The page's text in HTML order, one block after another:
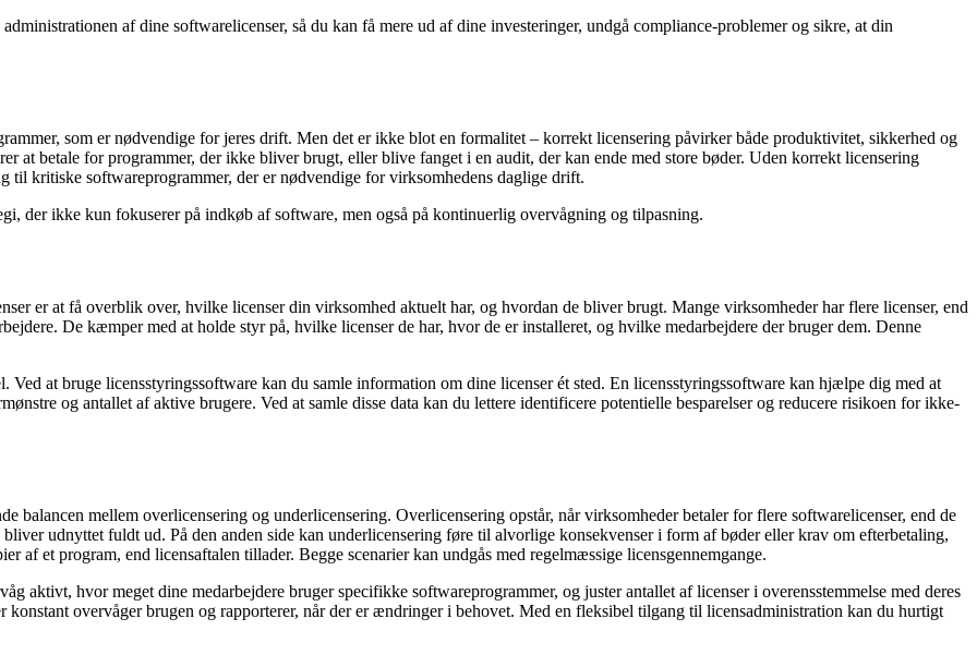
af dine softwarelicenser, så du kan få mere ud af dine investeringer, undgå compliance-problemer og sikre, at din
som er nødvendige for jeres drift. Men det er ikke blot en formalitet – korrekt licensering påvirker både produktivitet, sikkerhed og
at betale for programmer, der ikke bliver brugt, eller blive fanget i en audit, der kan ende med store bøder. Uden korrekt licensering
til kritiske softwareprogrammer, der er nødvendige for virksomhedens daglige drift.
der ikke kun fokuserer på indkøb af software, men også på kontinuerlig overvågning og tilpasning.
er at få overblik over, hvilke licenser din virksomhed aktuelt har, og hvordan de bliver brugt. Mange virksomheder har flere licenser, end
De kæmper med at holde styr på, hvilke licenser de har, hvor de er installeret, og hvilke medarbejdere der bruger dem. Denne
at bruge licensstyringssoftware kan du samle information om dine licenser ét sted. En licensstyringssoftware kan hjælpe dig med at
og antallet af aktive brugere. Ved at samle disse data kan du lettere identificere potentielle besparelser og reducere risikoen for ikke-
balancen mellem overlicensering og underlicensering. Overlicensering opstår, når virksomheder betaler for flere softwarelicenser, end de
udnyttet fuldt ud. På den anden side kan underlicensering føre til alvorlige konsekvenser i form af bøder eller krav om efterbetaling,
af et program, end licensaftalen tillader. Begge scenarier kan undgås med regelmæssige licensgennemgange.
aktivt, hvor meget dine medarbejdere bruger specifikke softwareprogrammer, og juster antallet af licenser i overensstemmelse med deres
konstant overvåger brugen og rapporterer, når der er ændringer i behovet. Med en fleksibel tilgang til licensadministration kan du hurtigt